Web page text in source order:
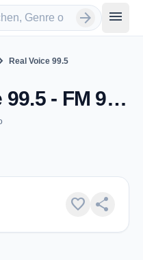
arrow_forward menu
Real Voice 99.5
Real Voice 99.5 - FM 99.5 - Rhodes
favorite share